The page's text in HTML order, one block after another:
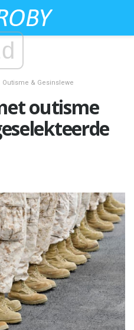
Outisme & Gesinslewe
outisme